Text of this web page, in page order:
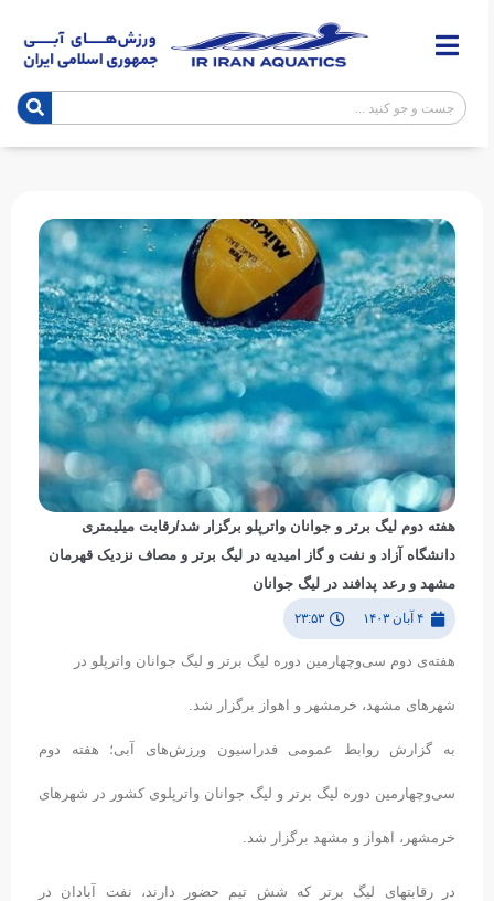
هفته دوم لیگ برتر و جوانان واترپلو برگزار شد/رقابت میلیمتری
دانشگاه آزاد و نفت و گاز امیدیه در لیگ برتر و مصاف نزدیک قهرمان
مشهد و رعد پدافند در لیگ جوانان
۴ آبان ۱۴۰۳ ۲۳:۵۳
هفته‌ی دوم سی‌و‌چهارمین دوره لیگ برتر و لیگ جوانان واترپلو در
شهرهای مشهد، خرمشهر و اهواز برگزار شد.
به گزارش روابط عمومی فدراسیون ورزش‌های آبی؛ هفته دوم
سی‌وچهارمین دوره لیگ برتر و لیگ جوانان واترپلوی کشور در شهرهای
خرمشهر، اهواز و مشهد برگزار شد.
در رقابتهای لیگ برتر که شش تیم حضور دارند، نفت آبادان در